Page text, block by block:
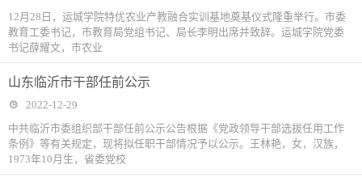
12月28日，运城学院特优农业产教融合实训基地奠基仪式隆重举行。市委
教育工委书记，市教育局党组书记、局长李明出席并致辞。运城学院党委
书记薛耀文，市农业
山东临沂市干部任前公示
2022-12-29
中共临沂市委组织部干部任前公示公告根据《党政领导干部选拔任用工作
条例》等有关规定，现将拟任职干部情况予以公示。王林艳，女，汉族，
1973年10月生，省委党校